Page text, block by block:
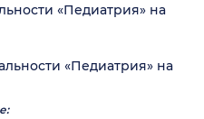
«Педиатрия» на
«Педиатрия» на